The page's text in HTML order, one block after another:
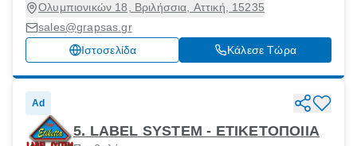
Ολυμπιονικών 18, Βριλήσσια, Αττική, 15235
sales@grapsas.gr
Ιστοσελίδα
Κάλεσε Τώρα
Ad
5. LABEL SYSTEM - ETIKETOΠΟΙΙΑ